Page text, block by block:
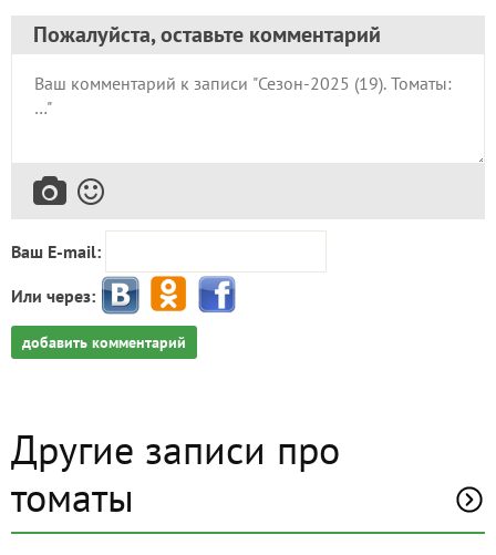
Пожалуйста, оставьте комментарий
Ваш E-mail:
Или через:
добавить комментарий
Другие записи про
томаты